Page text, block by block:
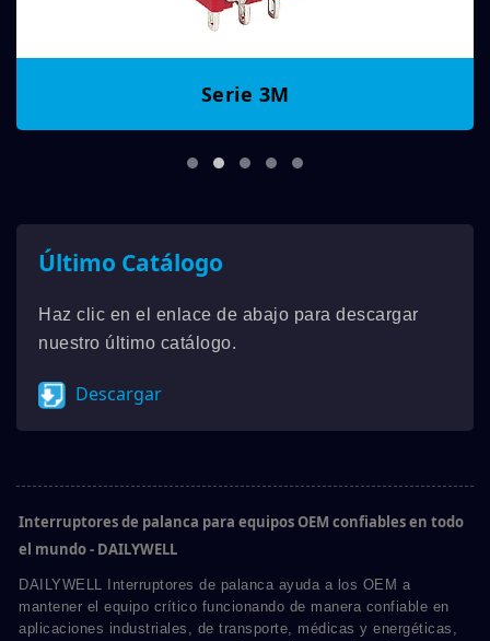
Serie 3M
Último Catálogo
Haz clic en el enlace de abajo para descargar
nuestro último catálogo.
Descargar
Interruptores de palanca para equipos OEM confiables en todo
el mundo - DAILYWELL
DAILYWELL Interruptores de palanca ayuda a los OEM a
mantener el equipo crítico funcionando de manera confiable en
aplicaciones industriales, de transporte, médicas y energéticas,